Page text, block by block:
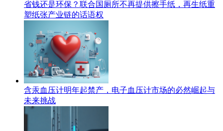
省钱还是环保？联合国厕所不再提供擦手纸，再生纸重
塑纸张产业链的话语权
含汞血压计明年起禁产，电子血压计市场的必然崛起与
未来挑战